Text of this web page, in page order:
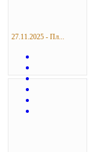
27.11.2025 - Пл...